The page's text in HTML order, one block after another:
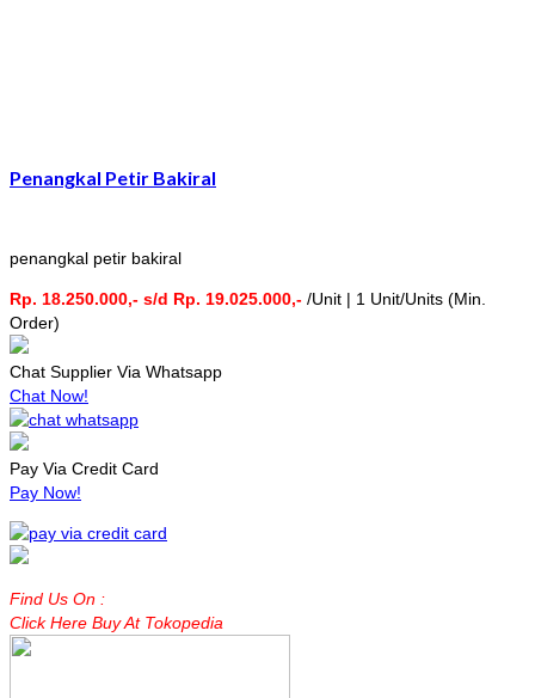
Penangkal Petir Bakiral
penangkal petir bakiral
Rp. 18.250.000,- s/d Rp. 19.025.000,- /Unit | 1 Unit/Units (Min.
Order)
Chat Supplier Via Whatsapp
Chat Now!
Pay Via Credit Card
Pay Now!
Find Us On :
Click Here Buy At Tokopedia